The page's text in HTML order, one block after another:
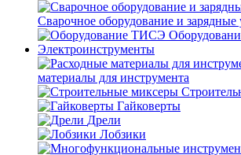
Сварочное оборудование и зарядные
Электроинструменты
материалы для инструмента
Гайковерты
Дрели
Лобзики